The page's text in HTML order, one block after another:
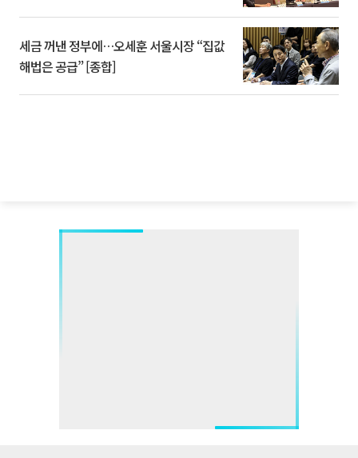
세금 꺼낸 정부에…오세훈 서울시장 “집값
해법은 공급” [종합]